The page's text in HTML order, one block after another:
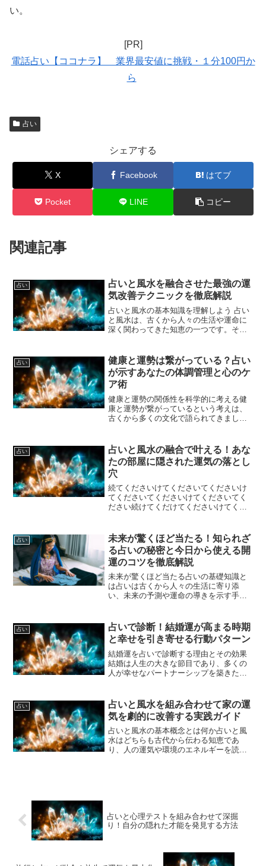
い。
[PR]
電話占い【ココナラ】 業界最安値に挑戦・１分100円か
ら
占い
シェアする
X Facebook はてブ
Pocket LINE コピー
関連記事
占い
占いと風水を融合させた最強の運
気改善テクニックを徹底解説
占いと風水の基本知識を理解しよう 占い
と風水は、古くから人々の生活や運命に
深く関わってきた知恵の一つです。それ
可能になります。まず占いとは、星座や
生年月日、手相、タロット...
占い
健康と運勢は繋がっている？占い
が示すあなたの体調管理と心のケ
ア術
健康と運勢の関係性を科学的に考える健
康と運勢が繋がっているという考えは、
古くから多くの文化で語られてきまし
があることが示唆されています。例えば
ストレスが多い状態では免疫...
占い
占いと風水の融合で叶える！あな
たの部屋に隠された運気の落とし
穴
続てくださいけてくださいてくださいけ
てくださいてくださいけてくださいてく
ださい続けてくだけてくださいけてくだ
さいけてくださいけてくださいけてくだ
さいけてくださいけてくだ...
占い
未来が驚くほど当たる！知られざ
る占いの秘密と今日から使える開
運のコツを徹底解説
未来が驚くほど当たる占いの基礎知識と
は占いは古くから人々の生活に寄り添
い、未来の予測や運命の導きを示す手段
り立っているのでしょうか。まず、占い
は単なる予言ではなく、人の...
占い
占いで診断！結婚運が高まる時期
と幸せを引き寄せる行動パターン
結婚運を占いで診断する理由とその効果
結婚は人生の大きな節目であり、多くの
人が幸せなパートナーシップを築きたい
うまくいかないことも少なくありませ
ん。そんなとき、占いを活...
占い
占いと風水を組み合わせて家の運
気を劇的に改善する実践ガイド
占いと風水の基本概念とは何か占いと風
水はどちらも古代から伝わる知恵であ
り、人の運気や環境のエネルギーを読み
占いと心理テストを組み合わせて深掘
り！自分の隠れた才能を発見する方法